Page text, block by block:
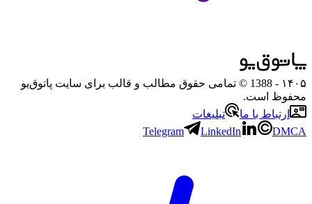
۱۴۰۵
- 1388 © تمامی حقوق مطالب و قالب برای سایت پاتوق‌یو
محفوظ است.
ارتباط با ما
تبلیغات
Telegram
LinkedIn DMCA